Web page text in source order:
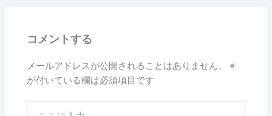
コメントする
メールアドレスが公開されることはありません。
※
が付いている欄は必須項目です